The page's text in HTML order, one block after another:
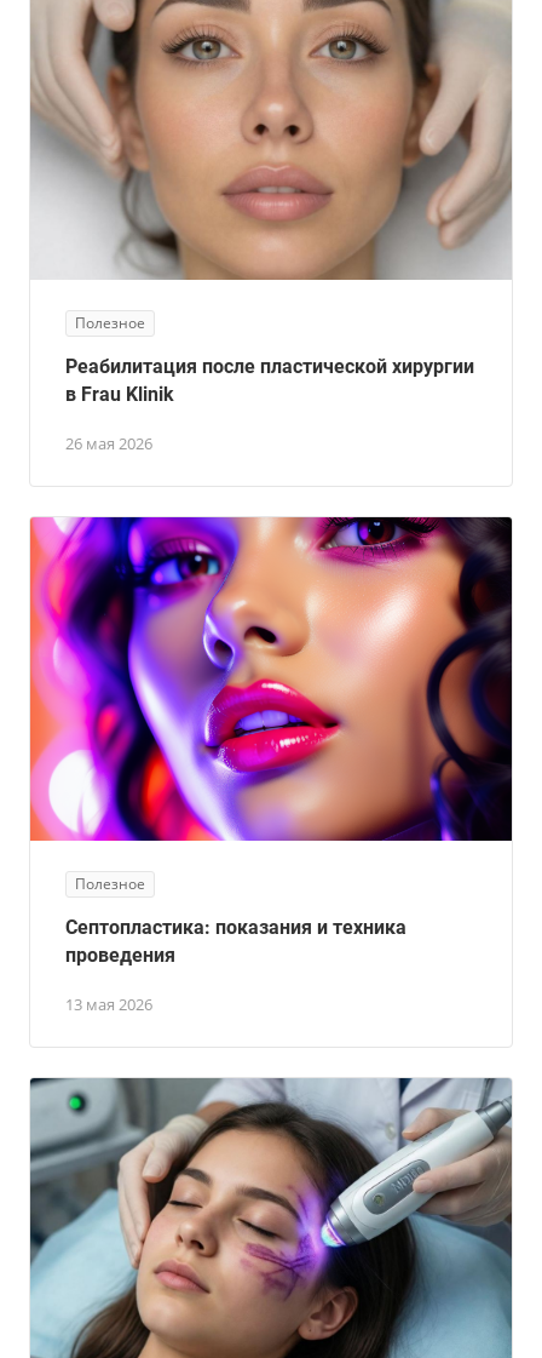
Полезное
26 мая 2026
Реабилитация после пластической хирургии
в Frau Klinik
Полезное
13 мая 2026
Септопластика: показания и техника
проведения